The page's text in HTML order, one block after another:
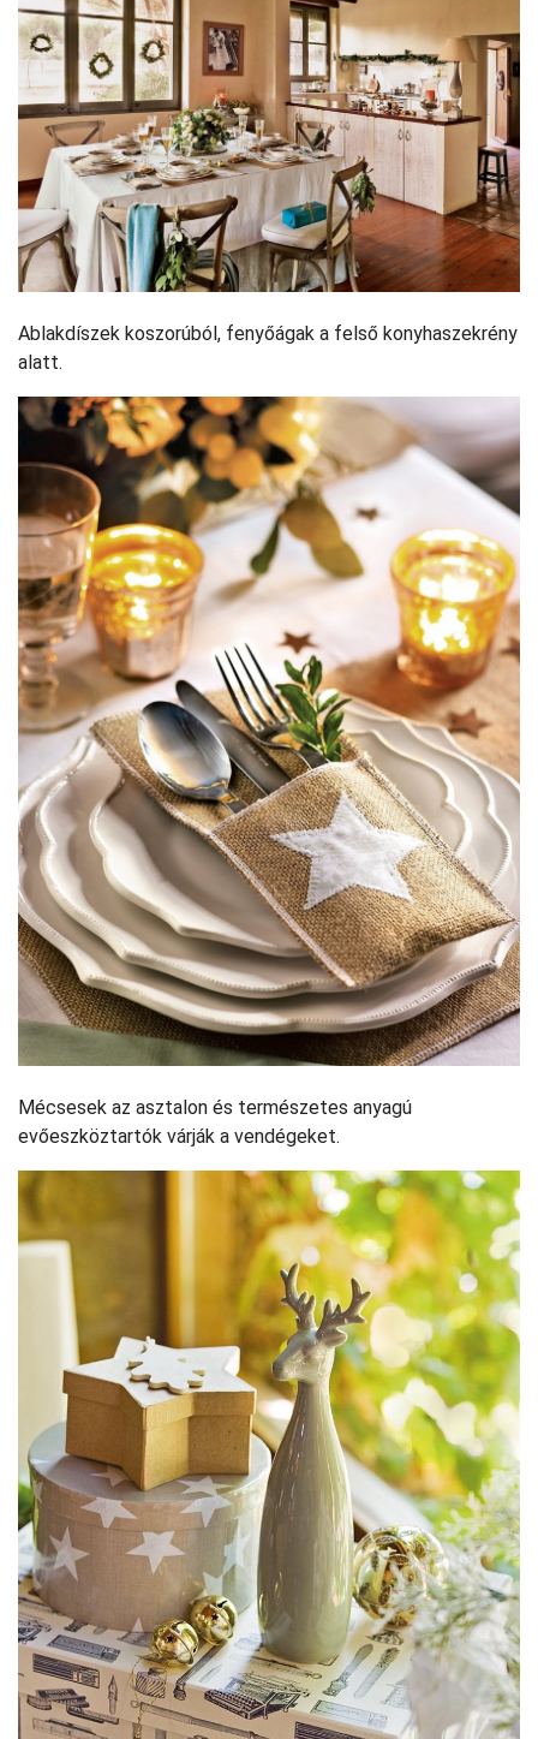
Ablakdíszek koszorúból, fenyőágak a felső konyhaszekrény
alatt.
Mécsesek az asztalon és természetes anyagú
evőeszköztartók várják a vendégeket.